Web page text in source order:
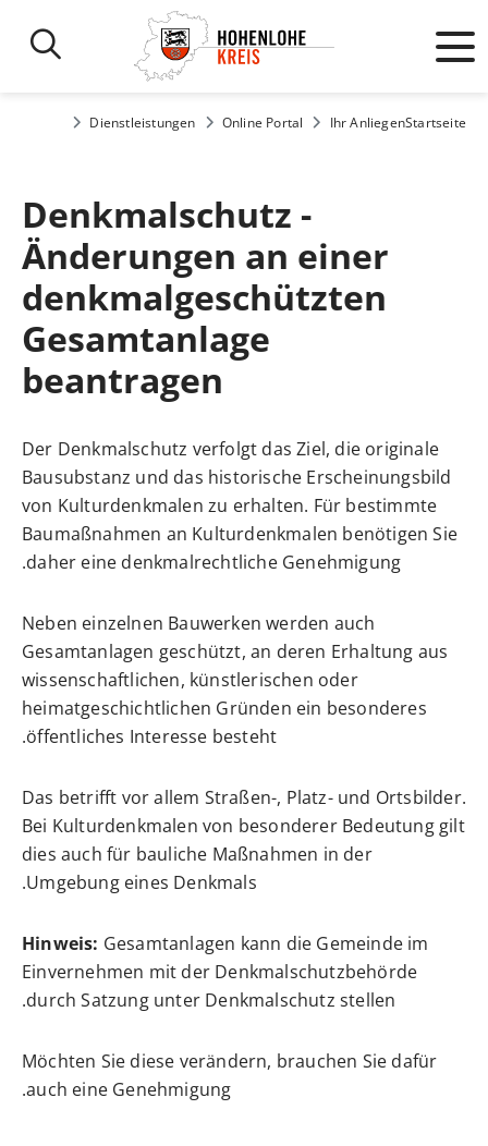
Startseite
Ihr Anliegen
Online Portal
Dienstleistungen
Denkmalschutz -
Änderungen an einer
denkmalgeschützten
Gesamtanlage
beantragen
Der Denkmalschutz verfolgt das Ziel, die originale
Bausubstanz und das historische Erscheinungsbild
von Kulturdenkmalen zu erhalten. Für bestimmte
Baumaßnahmen an Kulturdenkmalen benötigen Sie
daher eine denkmalrechtliche Genehmigung.
Neben einzelnen Bauwerken werden auch
Gesamtanlagen geschützt, an deren Erhaltung aus
wissenschaftlichen, künstlerischen oder
heimatgeschichtlichen Gründen ein besonderes
öffentliches Interesse besteht.
Das betrifft vor allem Straßen-, Platz- und Ortsbilder.
Bei Kulturdenkmalen von besonderer Bedeutung gilt
dies auch für bauliche Maßnahmen in der
Umgebung eines Denkmals.
Hinweis: Gesamtanlagen kann die Gemeinde im
Einvernehmen mit der Denkmalschutzbehörde
durch Satzung unter Denkmalschutz stellen.
Möchten Sie diese verändern, brauchen Sie dafür
auch eine Genehmigung.